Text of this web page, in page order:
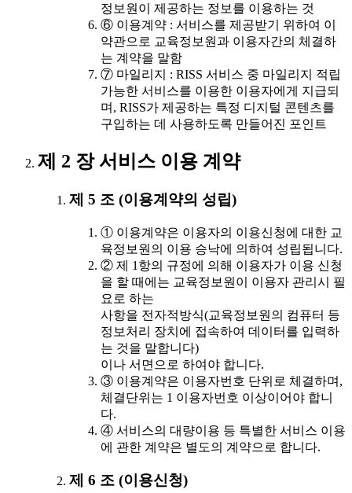
정보원이 제공하는 정보를 이용하는 것
⑥ 이용계약 : 서비스를 제공받기 위하여 이
약관으로 교육정보원과 이용자간의 체결하
는 계약을 말함
⑦ 마일리지 : RISS 서비스 중 마일리지 적립
가능한 서비스를 이용한 이용자에게 지급되
며, RISS가 제공하는 특정 디지털 콘텐츠를
구입하는 데 사용하도록 만들어진 포인트
제 2 장 서비스 이용 계약
제 5 조 (이용계약의 성립)
① 이용계약은 이용자의 이용신청에 대한 교
육정보원의 이용 승낙에 의하여 성립됩니다.
② 제 1항의 규정에 의해 이용자가 이용 신청
을 할 때에는 교육정보원이 이용자 관리시 필
요로 하는
사항을 전자적방식(교육정보원의 컴퓨터 등
정보처리 장치에 접속하여 데이터를 입력하
는 것을 말합니다)
이나 서면으로 하여야 합니다.
③ 이용계약은 이용자번호 단위로 체결하며,
체결단위는 1 이용자번호 이상이어야 합니
다.
④ 서비스의 대량이용 등 특별한 서비스 이용
에 관한 계약은 별도의 계약으로 합니다.
제 6 조 (이용신청)